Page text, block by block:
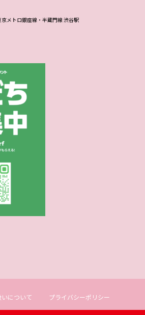
メトロ銀座線・半蔵門線 渋谷駅
について プライバシーポリシー